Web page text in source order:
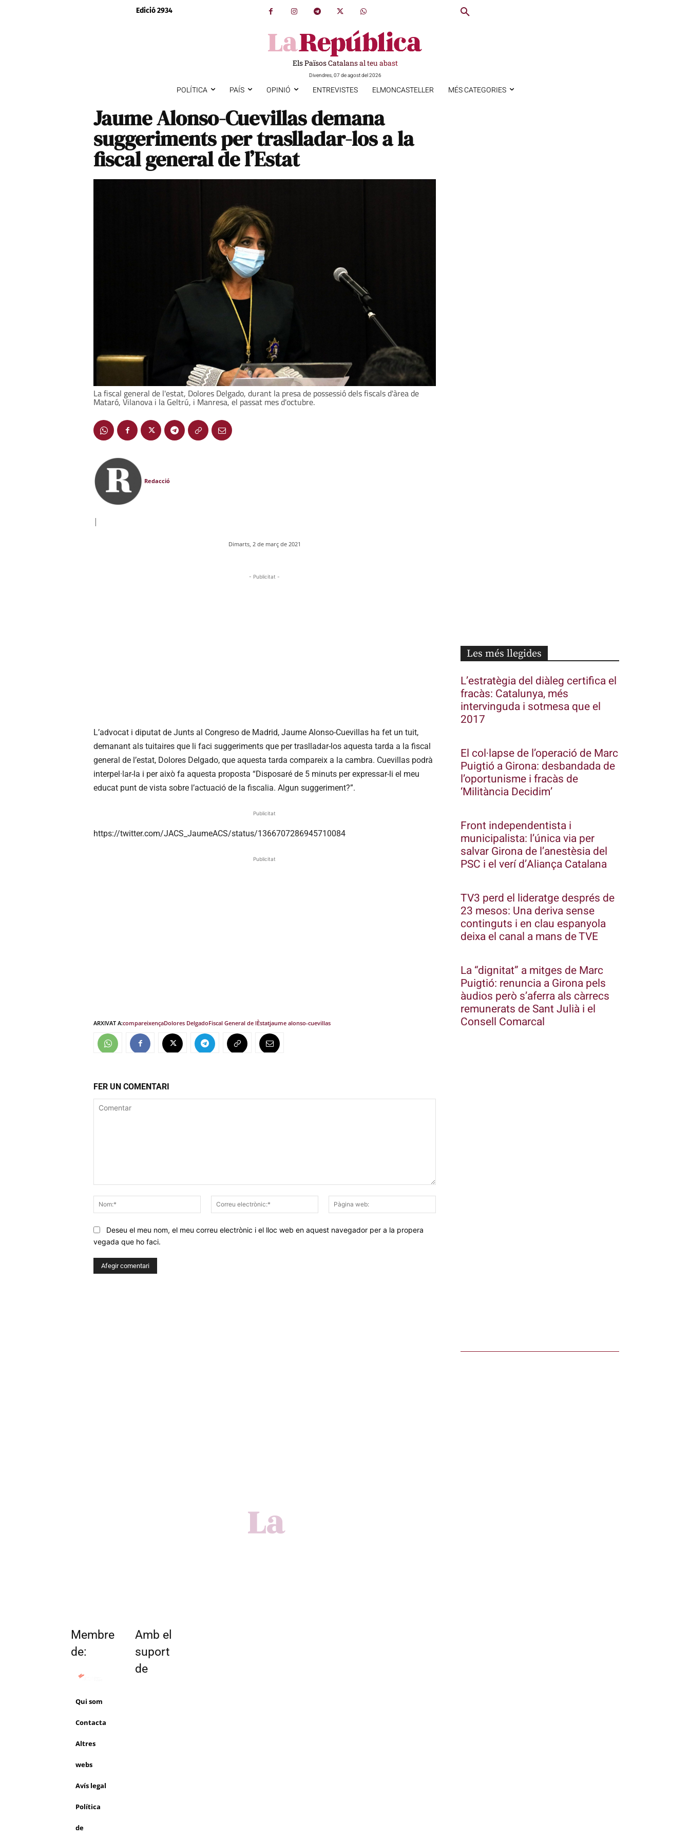
Edició 2934
Els Països Catalans al teu abast
Divendres, 07 de agost del 2026
POLÍTICA PAÍS OPINIÓ ENTREVISTES ELMONCASTELLER MÉS CATEGORIES
Jaume Alonso-Cuevillas demana
suggeriments per traslladar-los a la
fiscal general de l’Estat
La fiscal general de l'estat, Dolores Delgado, durant la presa de possessió dels fiscals d'àrea de
Mataró, Vilanova i la Geltrú, i Manresa, el passat mes d'octubre.
Redacció
|
Dimarts, 2 de març de 2021
- Publicitat -
L’advocat i diputat de Junts al Congreso de Madrid, Jaume Alonso-Cuevillas ha fet un tuit,
demanant als tuitaires que li faci suggeriments que per traslladar-los aquesta tarda a la fiscal
general de l’estat, Dolores Delgado, que aquesta tarda compareix a la cambra. Cuevillas podrà
interpel·lar-la i per això fa aquesta proposta “Disposaré de 5 minuts per expressar-li el meu
educat punt de vista sobre l’actuació de la fiscalia. Algun suggeriment?”.
Publicitat
https://twitter.com/JACS_JaumeACS/status/1366707286945710084
Publicitat
ARXIVAT A:compareixençaDolores DelgadoFiscal General de lÈstatjaume alonso-cuevillas
FER UN COMENTARI
Nom:*
Correu
electrònic:*
web:
Deseu el meu nom, el meu correu electrònic i el lloc web en aquest navegador per a la propera
vegada que ho faci.
Les més llegides
L’estratègia del diàleg certifica el
fracàs: Catalunya, més
intervinguda i sotmesa que el
2017
El col·lapse de l’operació de Marc
Puigtió a Girona: desbandada de
l’oportunisme i fracàs de
‘Militància Decidim’
Front independentista i
municipalista: l’única via per
salvar Girona de l’anestèsia del
PSC i el verí d’Aliança Catalana
TV3 perd el lideratge després de
23 mesos: Una deriva sense
continguts i en clau espanyola
deixa el canal a mans de TVE
La “dignitat” a mitges de Marc
Puigtió: renuncia a Girona pels
àudios però s’aferra als càrrecs
remunerats de Sant Julià i el
Consell Comarcal
Membre
de:
Qui som
Contacta
Altres
webs
Avís legal
Política
de
Amb el
suport
de